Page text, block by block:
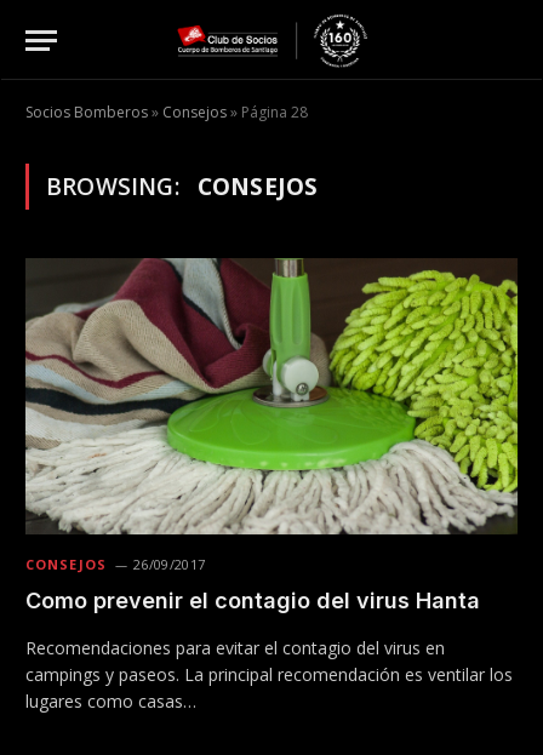
Socios Bomberos» Consejos» Página 28
BROWSING: CONSEJOS
CONSEJOS 26/09/2017
Como prevenir el contagio del virus Hanta
Recomendaciones para evitar el contagio del virus en
campings y paseos. La principal recomendación es ventilar los
lugares como casas…